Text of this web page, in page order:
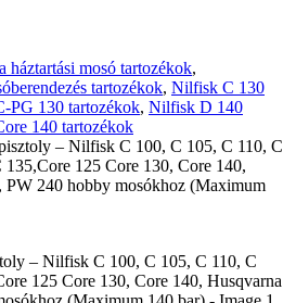
háztartási mosó tartozékok,
tartozékok, Nilfisk C 130
PG 130 tartozékok, Nilfisk D 140
140 tartozékok
– Nilfisk C 100, C 105, C 110, C
125 Core 130, Core 140,
PW 240 hobby mosókhoz (Maximum